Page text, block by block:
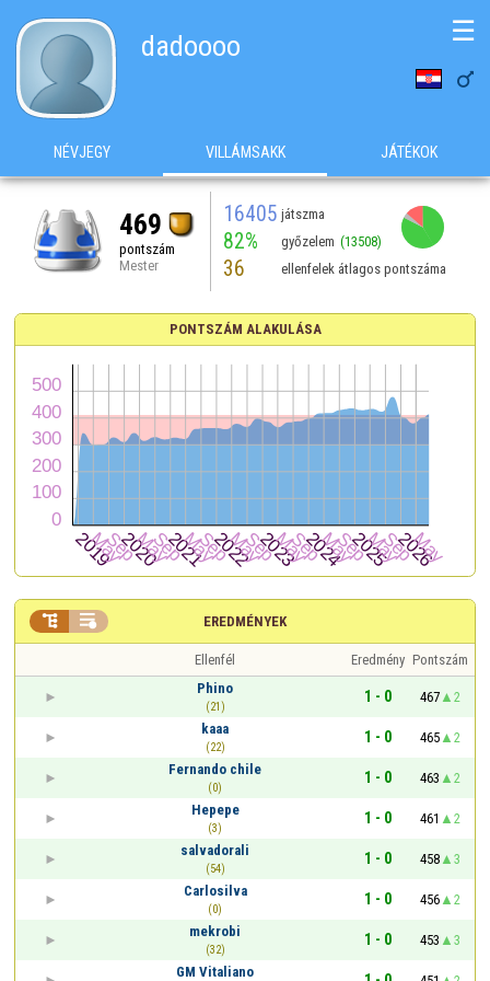
dadoooo

☰
NÉVJEGY VILLÁMSAKK JÁTÉKOK
469
pontszám
Mester
16405 játszma
82% győzelem (13508)
36 ellenfelek átlagos pontszáma
PONTSZÁM ALAKULÁSA
EREDMÉNYEK
 
Ellenfél Eredmény Pontszám
Phino
(21)
1 - 0 467
2
kaaa
(22)
1 - 0 465
2
Fernando chile
(0)
1 - 0 463
2
Hepepe
(3)
1 - 0 461
2
salvadorali
(54)
1 - 0 458
3
Carlosilva
(0)
1 - 0 456
2
mekrobi
(32)
1 - 0 453
3
GM Vitaliano